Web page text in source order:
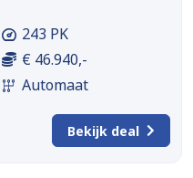
243 PK
€ 46.940,-
Automaat
Bekijk deal